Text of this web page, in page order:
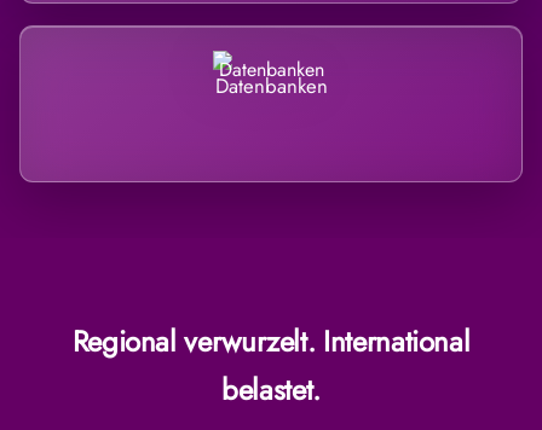
Datenbanken
Regional verwurzelt. International
belastet.